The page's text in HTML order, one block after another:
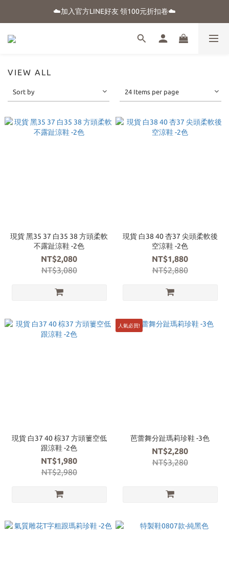
☀️盛夏購物季-滿額贈 "品牌晴雨用抗UV自動傘"
☁️加入官方LINE好友 領100元折扣卷☁️
VIEW ALL
Sort by 24 Items per page
現貨 黑35 37 白35 38 方頭柔軟
不露趾涼鞋 -2色
NT$2,080
NT$3,080
現貨 白38 40 杏37 尖頭柔軟後
空涼鞋 -2色
NT$1,880
NT$2,880
現貨 白37 40 棕37 方頭簍空低
跟涼鞋 -2色
NT$1,980
NT$2,980
人氣必買!
芭蕾舞分趾瑪莉珍鞋 -3色
NT$2,280
NT$3,280